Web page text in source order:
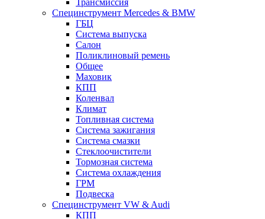
Трансмиссия
Специнструмент Mercedes & BMW
ГБЦ
Система выпуска
Салон
Поликлиновый ремень
Общее
Маховик
КПП
Коленвал
Климат
Топливная система
Система зажигания
Система смазки
Стеклоочистители
Тормозная система
Система охлаждения
ГРМ
Подвеска
Специнструмент VW & Audi
КПП